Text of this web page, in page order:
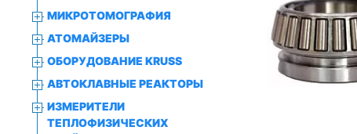
МИКРОТОМОГРАФИЯ
АТОМАЙЗЕРЫ
ОБОРУДОВАНИЕ KRUSS
АВТОКЛАВНЫЕ РЕАКТОРЫ
ИЗМЕРИТЕЛИ
ТЕПЛОФИЗИЧЕСКИХ